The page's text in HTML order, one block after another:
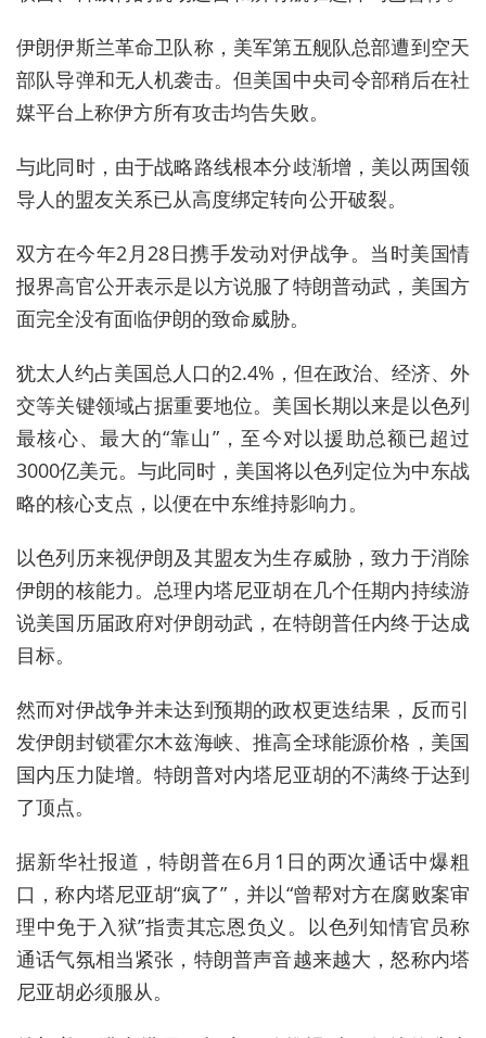
伊朗伊斯兰革命卫队称，美军第五舰队总部遭到空天
部队导弹和无人机袭击。但美国中央司令部稍后在社
媒平台上称伊方所有攻击均告失败。
与此同时，由于战略路线根本分歧渐增，美以两国领
导人的盟友关系已从高度绑定转向公开破裂。
双方在今年2月28日携手发动对伊战争。当时美国情
报界高官公开表示是以方说服了特朗普动武，美国方
面完全没有面临伊朗的致命威胁。
犹太人约占美国总人口的2.4%，但在政治、经济、外
交等关键领域占据重要地位。 美国长期以来是以色列
最核心、最大的“靠山”，至今对以援助总额已超过
3000亿美元。与此同时，美国将以色列定位为中东战
略的核心支点，以便在中东维持影响力。
以色列历来视伊朗及其盟友为生存威胁，致力于消除
伊朗的核能力。总理内塔尼亚胡在几个任期内持续游
说美国历届政府对伊朗动武，在特朗普任内终于达成
目标。
然而对伊战争并未达到预期的政权更迭结果，反而引
发伊朗封锁霍尔木兹海峡、推高全球能源价格，美国
国内压力陡增。特朗普对内塔尼亚胡的不满终于达到
了顶点。
据新华社报道，特朗普在6月1日的两次通话中爆粗
口，称内塔尼亚胡“疯了”，并以“曾帮对方在腐败案审
理中免于入狱”指责其忘恩负义。以色列知情官员称
通话气氛相当紧张，特朗普声音越来越大，怒称内塔
尼亚胡必须服从。